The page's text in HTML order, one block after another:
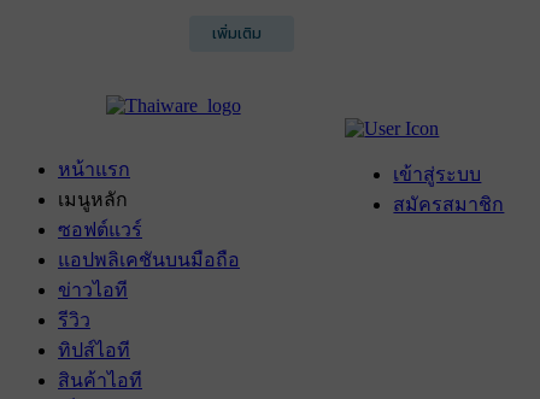
เพิ่มเติม
เข้าสู่ระบบ
สมัครสมาชิก
หน้าแรก
เมนูหลัก
ซอฟต์แวร์
แอปพลิเคชันบนมือถือ
ข่าวไอที
รีวิว
ทิปส์ไอที
สินค้าไอที